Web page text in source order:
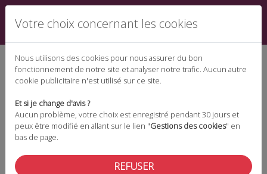
Espace téléchargement
Espace adhérent
Votre choix concernant les cookies
Nous utilisons des cookies pour nous assurer du bon
fonctionnement de notre site et analyser notre trafic. Aucun autre
cookie publicitaire n'est utilisé sur ce site.
Et si je change d'avis ?
Aucun problème, votre choix est enregistré pendant 30 jours et
peux être modifié en allant sur le lien "Gestions des cookies" en
bas de page.
REFUSER